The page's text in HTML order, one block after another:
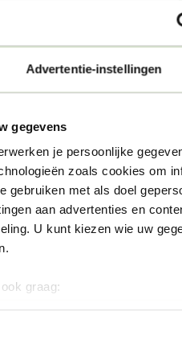
Advertentie-instellingen
gegevens
je persoonlijke
zoals cookies om
gebruiken met als doel
aan advertenties en
U kunt kiezen wie uw
graag:
door het actief te scannen op
een paar foto's en upload ik
bij mij.